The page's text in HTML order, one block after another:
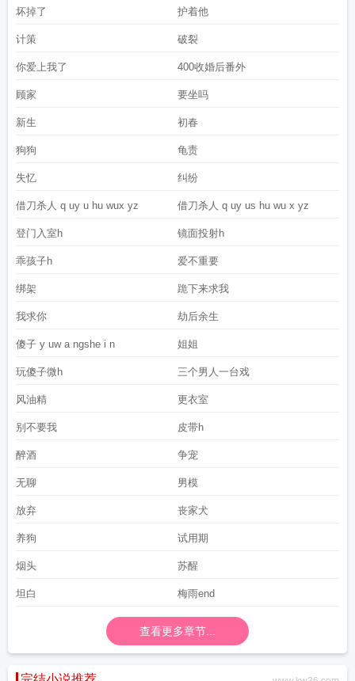
坏掉了 护着他
计策 破裂
你爱上我了 400收婚后番外
顾家 要坐吗
新生 初春
狗狗 龟责
失忆 纠纷
借刀杀人 q uy u hu wux yz 借刀杀人 q uy us hu wu x yz
登门入室h 镜面投射h
乖孩子h 爱不重要
绑架 跪下来求我
我求你 劫后余生
傻子 y uw a ngshe i n 姐姐
玩傻子微h 三个男人一台戏
风油精 更衣室
别不要我 皮带h
醉酒 争宠
无聊 男模
放弃 丧家犬
养狗 试用期
烟头 苏醒
坦白 梅雨end
查看更多章节...